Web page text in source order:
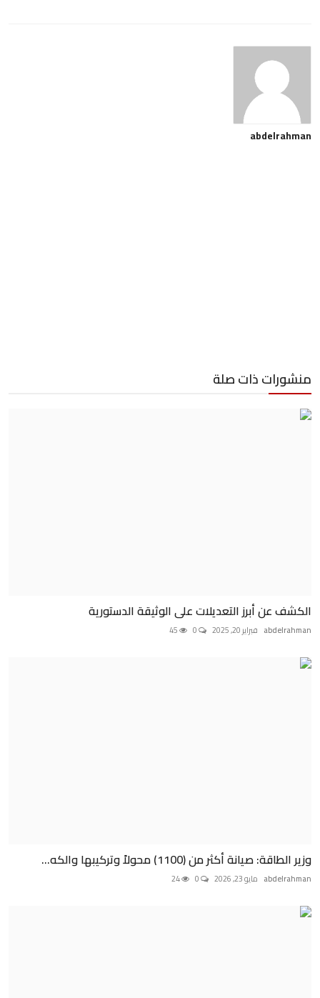
abdelrahman
منشورات ذات صلة
الكشف عن أبرز التعديلات على الوثيقة الدستورية
abdelrahman فبراير 20, 2025
وزير الطاقة: صيانة أكثر من (1100) محولاً وتركيبها والكه...
abdelrahman مايو 23, 2026